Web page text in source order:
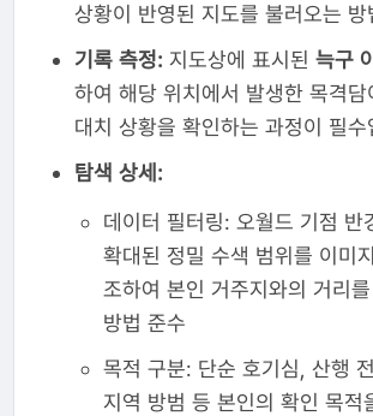
상황이 반영된 지도를 불러오는 방
기록 측정: 지도상에 표시된 늑구
하여 해당 위치에서 발생한 목격담
대치 상황을 확인하는 과정이 필수
탐색 상세:
데이터 필터링: 오월드 기점 반
확대된 정밀 수색 범위를 이미
조하여 본인 거주지와의 거리
방법 준수
목적 구분: 단순 호기심, 산행
지역 방범 등 본인의 확인 목적